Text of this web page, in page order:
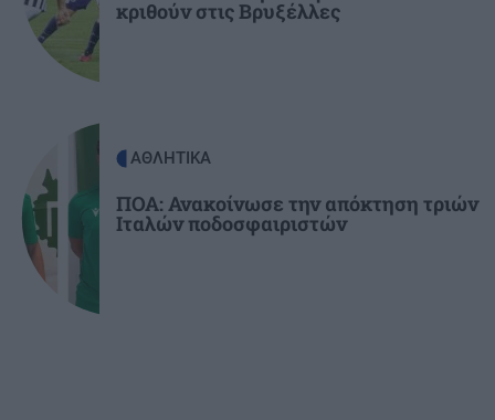
κριθούν στις Βρυξέλλες
ΑΘΛΗΤΙΚΑ
ΠΟΑ: Ανακοίνωσε την απόκτηση τριών
Ιταλών ποδοσφαιριστών